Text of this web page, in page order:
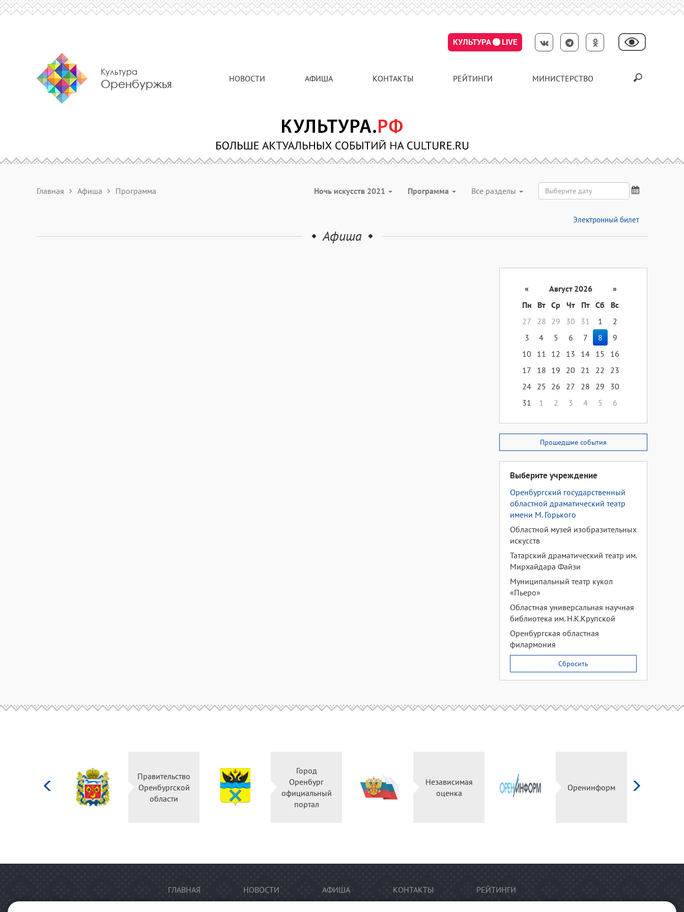
КУЛЬТУРА LIVE
Культура
Оренбуржья НОВОСТИ АФИША КОНТАКТЫ РЕЙТИНГИ МИНИСТЕРСТВО
Главная Афиша Программа Ночь искусств 2021 Программа Все разделы
Электронный билет
Афиша
« Август 2026
»
Пн
Вт Ср Чт Пт Сб
Вс
27
28 29 30 31 1
2
3
4 5 6 7 8
9
10
11 12 13 14 15
16
17
18 19 20 21 22
23
24 25 26 27 28 29
30
31
1 2 3 4 5 6
Прошедшие события
Выберите учреждение
Оренбургский государственный
областной драматический театр
имени М. Горького
Областной музей изобразительных
искусств
Татарский драматический театр им.
Мирхайдара Файзи
Муниципальный театр кукол
«Пьеро»
Областная универсальная научная
библиотека им. Н.К.Крупской
Оренбургская областная
филармония
Сбросить
Правительство
Оренбургской
области
Город
Оренбург
официальный
портал
Независимая
оценка
Оренинформ
ГЛАВНАЯ НОВОСТИ АФИША КОНТАКТЫ РЕЙТИНГИ